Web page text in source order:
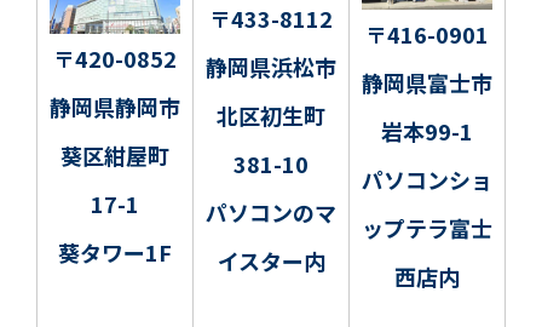
〒420-0852
静岡県静岡市
葵区紺屋町
17-1
葵タワー1F
〒433-8112
静岡県浜松市
北区初生町
381-10
パソコンのマ
イスター内
〒416-0901
静岡県富士市
岩本99-1
パソコンショ
ップテラ富士
西店内